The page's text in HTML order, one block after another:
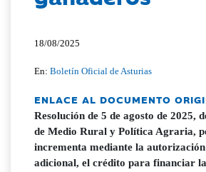
18/08/2025
En:Boletín Oficial de Asturias
ENLACE AL DOCUMENTO
Resolución de 5 de agosto de 2025,
de Medio Rural y Política Agraria,
incrementa mediante la autorización
adicional, el crédito para financiar